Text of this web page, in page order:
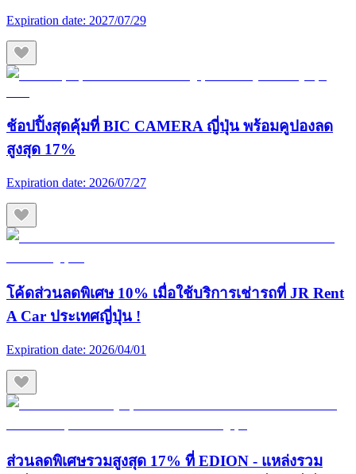
Expiration date: 2027/07/29
ช้อปปิ้งสุดคุ้มที่ BIC CAMERA ญี่ปุ่น พร้อมคูปองลด
สูงสุด 17%
Expiration date: 2026/07/27
โค้ดส่วนลดพิเศษ 10% เมื่อใช้บริการเช่ารถที่ JR Rent
A Car ประเทศญี่ปุ่น !
Expiration date: 2026/04/01
ส่วนลดพิเศษรวมสูงสุด 17% ที่ EDION - แหล่งรวม